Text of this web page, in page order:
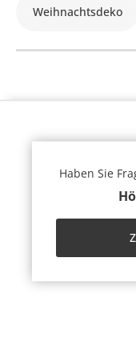
Weihnachtsdeko
Haben Sie